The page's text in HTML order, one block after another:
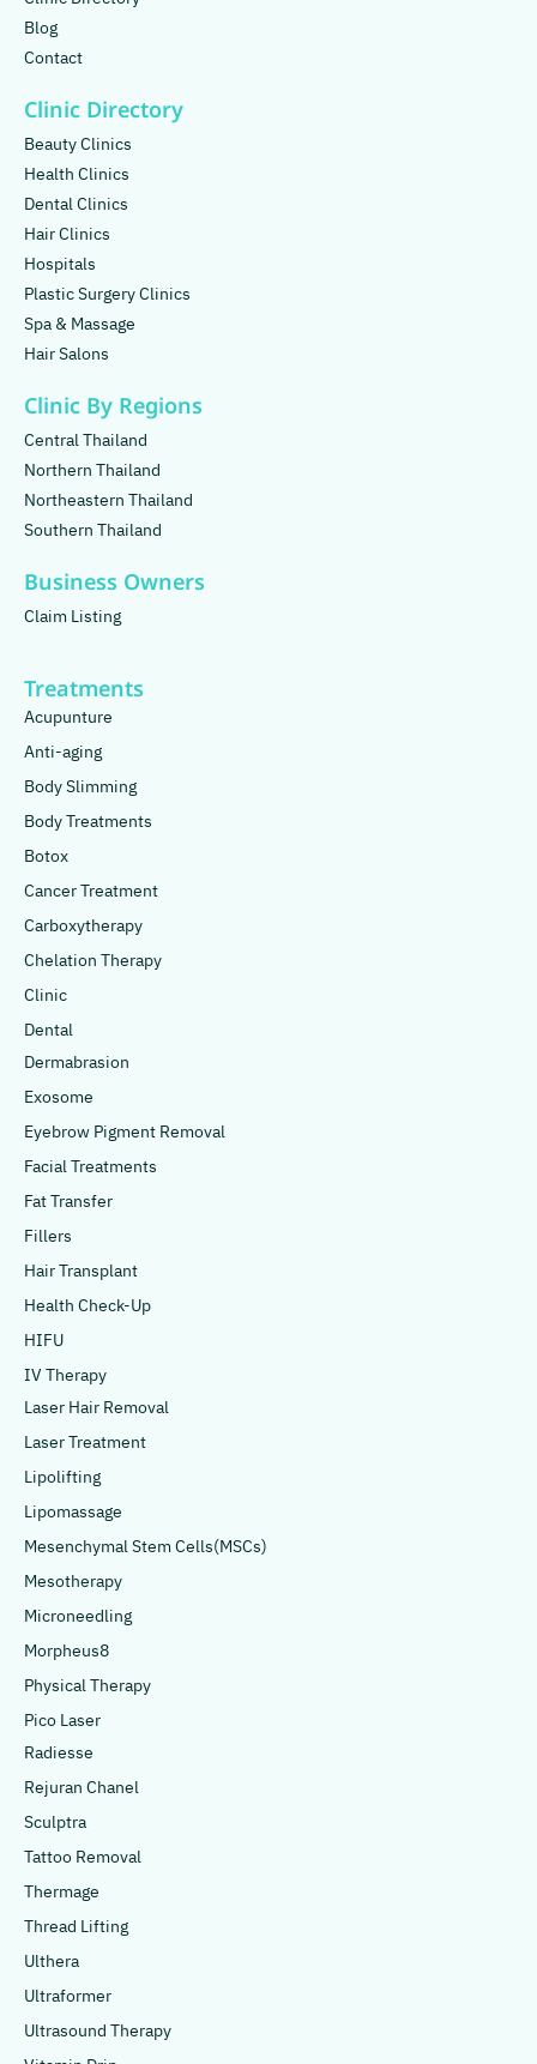
Blog
Contact
Clinic Directory
Beauty Clinics
Health Clinics
Dental Clinics
Hair Clinics
Hospitals
Plastic Surgery Clinics
Spa & Massage
Hair Salons
Clinic By Regions
Central Thailand
Northern Thailand
Northeastern Thailand
Southern Thailand
Business Owners
Claim Listing
Treatments
Acupunture
Anti-aging
Body Slimming
Body Treatments
Botox
Cancer Treatment
Carboxytherapy
Chelation Therapy
Clinic
Dental
Dermabrasion
Exosome
Eyebrow Pigment Removal
Facial Treatments
Fat Transfer
Fillers
Hair Transplant
Health Check-Up
HIFU
IV Therapy
Laser Hair Removal
Laser Treatment
Lipolifting
Lipomassage
Mesenchymal Stem Cells(MSCs)
Mesotherapy
Microneedling
Morpheus8
Physical Therapy
Pico Laser
Radiesse
Rejuran Chanel
Sculptra
Tattoo Removal
Thermage
Thread Lifting
Ulthera
Ultraformer
Ultrasound Therapy